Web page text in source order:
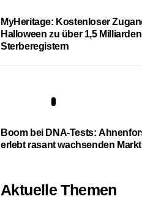
MyHeritage: Kostenloser
Halloween zu über 1,5 Milliarden
Sterberegistern
Boom bei DNA-Tests:
erlebt rasant wachsenden Markt
Aktuelle Themen